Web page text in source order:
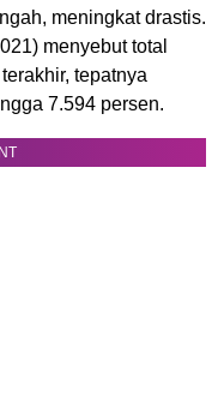
meningkat drastis.
menyebut total
tepatnya
7.594 persen.